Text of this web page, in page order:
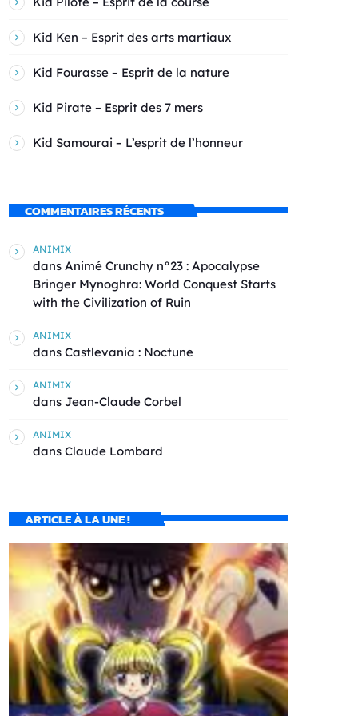
Kid Ken – Esprit des arts martiaux
Kid Fourasse – Esprit de la nature
Kid Pirate – Esprit des 7 mers
Kid Samourai – L’esprit de l’honneur
COMMENTAIRES RÉCENTS
ANIMIX
dans Animé Crunchy n°23 : Apocalypse
Bringer Mynoghra: World Conquest Starts
with the Civilization of Ruin
ANIMIX
dans Castlevania : Noctune
ANIMIX
dans Jean-Claude Corbel
ANIMIX
dans Claude Lombard
ARTICLE À LA UNE !